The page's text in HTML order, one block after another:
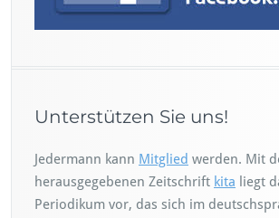
Unterstützen Sie uns!
Jedermann kann Mitglied werden. Mit
herausgegebenen Zeitschrift kita liegt
Periodikum vor, das sich im